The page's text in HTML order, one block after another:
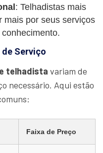
: Telhadistas mais
mais por seus serviços
de Serviço
telhadista variam de
necessário. Aqui estão
Faixa de Preço